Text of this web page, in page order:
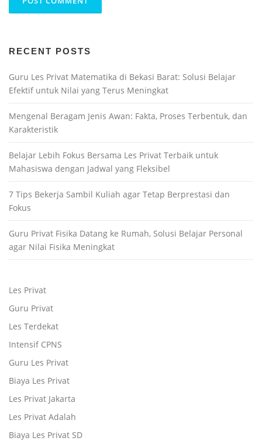
RECENT POSTS
Guru Les Privat Matematika di Bekasi Barat: Solusi Belajar
Efektif untuk Nilai yang Terus Meningkat
Mengenal Beragam Jenis Awan: Fakta, Proses Terbentuk, dan
Karakteristik
Belajar Lebih Fokus Bersama Les Privat Terbaik untuk
Mahasiswa dengan Jadwal yang Fleksibel
7 Tips Bekerja Sambil Kuliah agar Tetap Berprestasi dan
Fokus
Guru Privat Fisika Datang ke Rumah, Solusi Belajar Personal
agar Nilai Fisika Meningkat
Les Privat
Guru Privat
Les Terdekat
Intensif CPNS
Guru Les Privat
Biaya Les Privat
Les Privat Jakarta
Les Privat Adalah
Biaya Les Privat SD